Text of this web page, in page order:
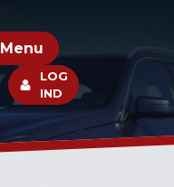
Menu
LOG
IND